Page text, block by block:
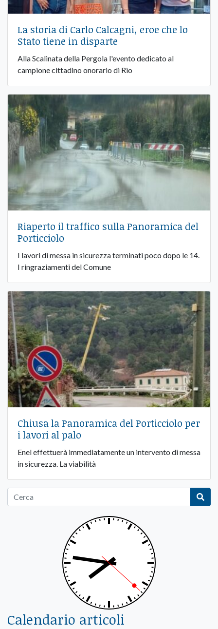
La storia di Carlo Calcagni, eroe che lo
Stato tiene in disparte
Alla Scalinata della Pergola l'evento dedicato al
campione cittadino onorario di Rio
Riaperto il traffico sulla Panoramica del
Porticciolo
I lavori di messa in sicurezza terminati poco dopo le 14.
I ringraziamenti del Comune
Chiusa la Panoramica del Porticciolo per
i lavori al palo
Enel effettuerà immediatamente un intervento di messa
in sicurezza. La viabilità
Calendario articoli